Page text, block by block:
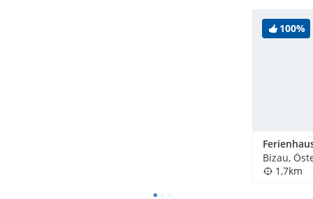
100%
Bizau,
1,7km